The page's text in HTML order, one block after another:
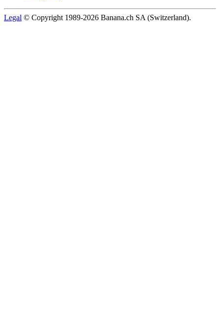
Legal © Copyright 1989-2026 Banana.ch SA (Switzerland).